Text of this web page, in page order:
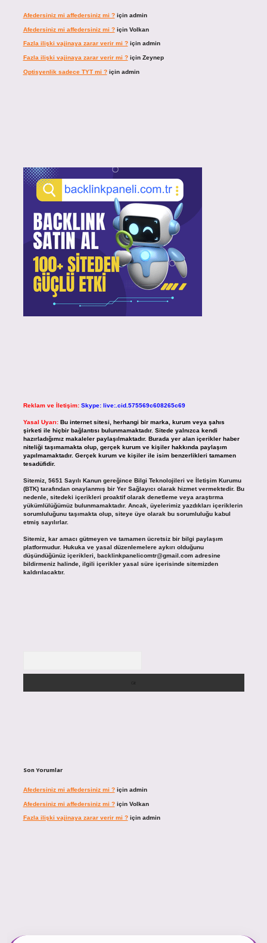
Afedersiniz mi affedersiniz mi ?için admin
Afedersiniz mi affedersiniz mi ?için Volkan
Fazla ilişki vajinaya zarar verir mi ?için admin
Fazla ilişki vajinaya zarar verir mi ?için Zeynep
Optisyenlik sadece TYT mi ?için admin
Reklam ve İletişim: Skype: live:.cid.575569c608265c69
Yasal Uyarı: Bu internet sitesi, herhangi bir marka, kurum veya şahıs
şirketi ile hiçbir bağlantısı bulunmamaktadır. Sitede yalnızca kendi
hazırladığımız makaleler paylaşılmaktadır. Burada yer alan içerikler haber
niteliği taşımamakta olup, gerçek kurum ve kişiler hakkında paylaşım
yapılmamaktadır. Gerçek kurum ve kişiler ile isim benzerlikleri tamamen
tesadüfidir.
Sitemiz, 5651 Sayılı Kanun gereğince Bilgi Teknolojileri ve İletişim Kurumu
(BTK) tarafından onaylanmış bir Yer Sağlayıcı olarak hizmet vermektedir. Bu
nedenle, sitedeki içerikleri proaktif olarak denetleme veya araştırma
yükümlülüğümüz bulunmamaktadır. Ancak, üyelerimiz yazdıkları içeriklerin
sorumluluğunu taşımakta olup, siteye üye olarak bu sorumluluğu kabul
etmiş sayılırlar.
Sitemiz, kar amacı gütmeyen ve tamamen ücretsiz bir bilgi paylaşım
platformudur. Hukuka ve yasal düzenlemelere aykırı olduğunu
düşündüğünüz içerikleri, backlinkpanelicomtr@gmail.comadresine
bildirmeniz halinde, ilgili içerikler yasal süre içerisinde sitemizden
kaldırılacaktır.
Son Yorumlar
Afedersiniz mi affedersiniz mi ?için admin
Afedersiniz mi affedersiniz mi ?için Volkan
Fazla ilişki vajinaya zarar verir mi ?için admin